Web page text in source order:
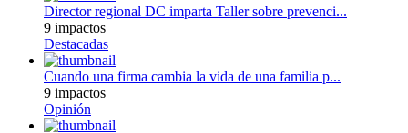
Director regional DC imparta Taller sobre prevenci...
9 impactos
Destacadas
Cuando una firma cambia la vida de una familia p...
9 impactos
Opinión